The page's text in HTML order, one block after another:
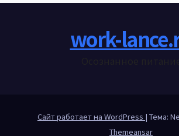
work-
Сайт работает на WordPress | Тема:
Themeansar